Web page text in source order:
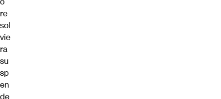
re
sol
vie
ra
su
sp
en